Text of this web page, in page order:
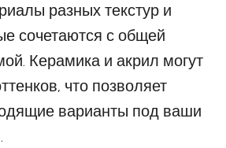
разных текстур и
сочетаются с общей
Керамика и акрил могут
что позволяет
варианты под ваши